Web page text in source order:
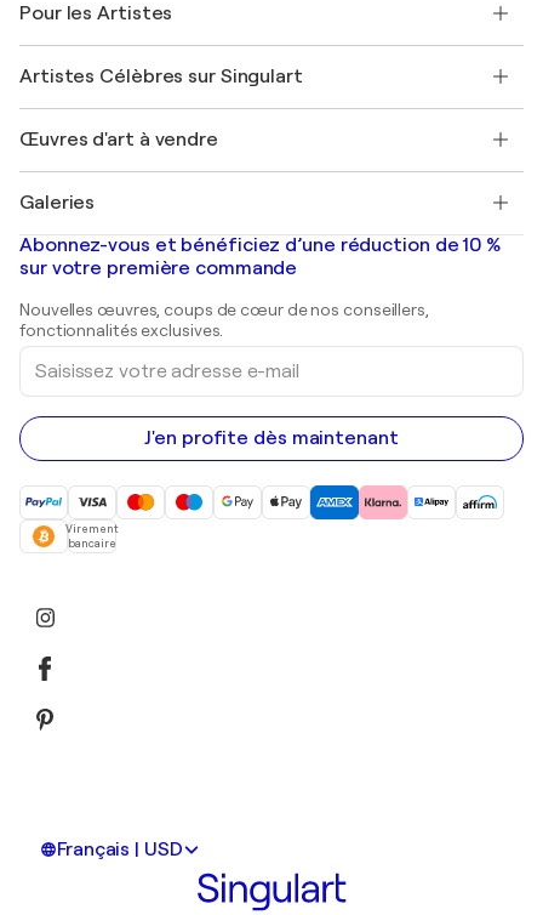
Offrir une carte cadeau
Rejoignez notre programme commercial
Mon compte
+33 1 76 44 06 42
FAQ
Magazine Singulart
Emplois
Découvrez une sélection d'art original
Pour les Artistes
Se connecter en tant qu'Artiste
Artistes Célèbres sur Singulart
Marc Chagall
Banksy
Mr. Brainwash
Shepard Fairey
Œuvres d'art à vendre
Tableaux abstraits à vendre
Peintures de paysage
Estampes
Peintures acryliques
Galeries
Galeries d'art en France
Galeries d'art en Belgique
Abonnez-vous et bénéficiez d’une réduction de 10 %
sur votre première commande
Nouvelles œuvres, coups de cœur de nos conseillers,
fonctionnalités exclusives.
Saisissez
votre
adresse
e-
mail
J'en profite dès maintenant
Virement
bancaire
Français | USD